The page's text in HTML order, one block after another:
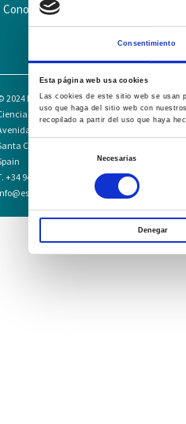
Consentimiento
Esta página web usa cookies
Las cookies de este sitio web se
uso que haga del sitio web con
recopilado a partir del uso que haya
Selección
Necesarias
Denegar
Conoce la Escuela
2024 Escuela Técnico Profesional en
de la Salud Hospital Mompía
de los Condes, s/n · 39100
Cruz de Bezana - Cantabria ·
+34 942 016 116 · F. +34 942 584 120